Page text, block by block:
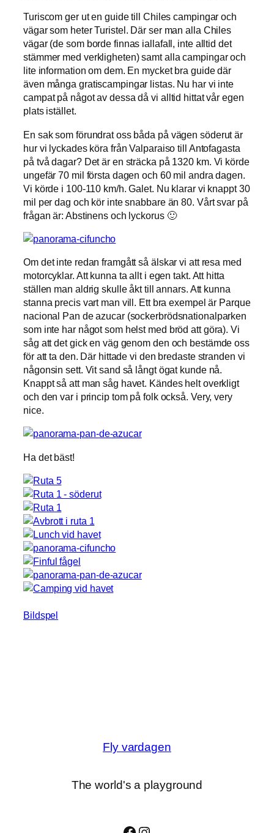
Turiscom ger ut en guide till Chiles campingar och
vägar som heter Turistel. Där ser man alla Chiles
vägar (de som borde finnas iallafall, inte alltid det
stämmer med verkligheten) samt alla campingar och
lite information om dem. En mycket bra guide där
även många gratiscampingar listas. Nu har vi inte
campat på något av dessa då vi alltid hittat vår egen
plats istället.
En sak som förundrat oss båda på vägen söderut är
hur vi lyckades köra från Valparaiso till Antofagasta
på två dagar? Det är en sträcka på 1320 km. Vi körde
ungefär 70 mil första dagen och 60 mil andra dagen.
Vi körde i 100-110 km/h. Galet. Nu klarar vi knappt 30
mil per dag och kör inte snabbare än 80. Vårt svar på
frågan är: Abstinens och lyckorus 🙂
Om det inte redan framgått så älskar vi att resa med
motorcyklar. Att kunna ta allt i egen takt. Att hitta
ställen man aldrig skulle åkt till annars. Att kunna
stanna precis vart man vill. Ett bra exempel är Parque
nacional Pan de azucar (sockerbrödsnationalparken
som inte har något som helst med bröd att göra). Vi
såg att det gick en väg genom den och bestämde oss
för att ta den. Där hittade vi den bredaste stranden vi
någonsin sett. Vit sand så långt ögat kunde nå.
Knappt så att man såg havet. Kändes helt overkligt
och den var i princip tom på folk också. Very, very
nice.
Ha det bäst!
Bildspel
Fly vardagen
The world's a playground